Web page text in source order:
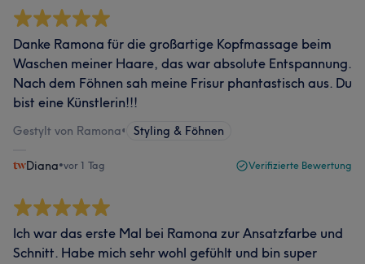
Danke Ramona für die großartige Kopfmassage beim
Waschen meiner Haare, das war absolute Entspannung.
Nach dem Föhnen sah meine Frisur phantastisch aus. Du
bist eine Künstlerin!!!
Gestylt von Ramona• Styling & Föhnen
Diana•vor 1 Tag Verifizierte Bewertung
Ich war das erste Mal bei Ramona zur Ansatzfarbe und
Schnitt. Habe mich sehr wohl gefühlt und bin super